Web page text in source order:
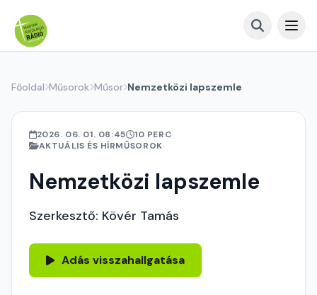
Főoldal Műsorok Műsor Nemzetközi lapszemle
2026. 06. 01. 08:45
10 PERC
AKTUÁLIS ÉS HÍRMŰSOROK
Nemzetközi lapszemle
Szerkesztő: Kövér Tamás
Adás visszahallgatása